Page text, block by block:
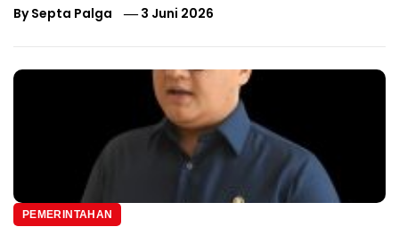
BySepta Palga 3 Juni 2026
PEMERINTAHAN